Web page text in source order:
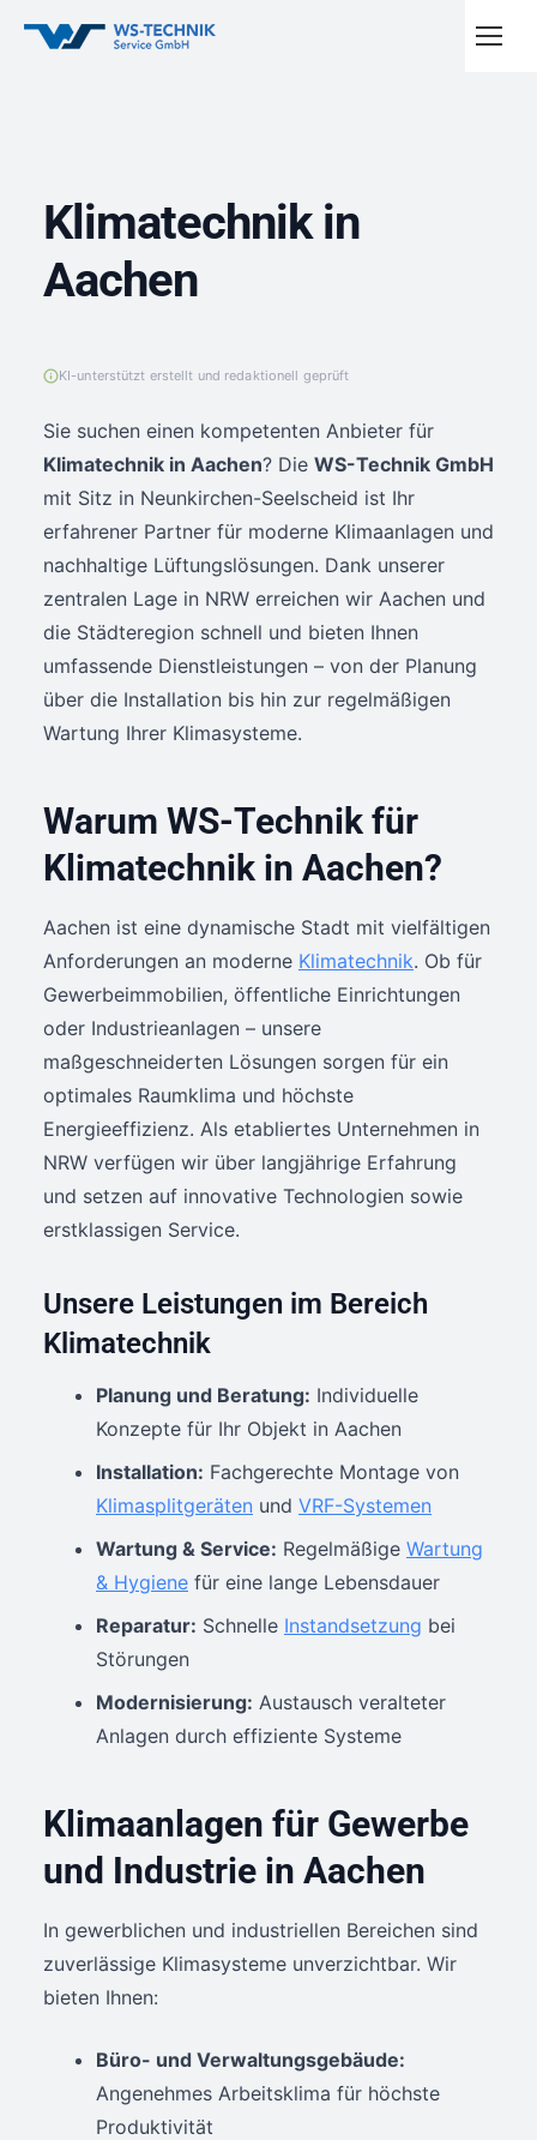
Klimatechnik in
Aachen
KI-unterstützt erstellt und redaktionell geprüft
Sie suchen einen kompetenten Anbieter für
Klimatechnik in Aachen? Die WS-Technik GmbH
mit Sitz in Neunkirchen-Seelscheid ist Ihr
erfahrener Partner für moderne Klimaanlagen und
nachhaltige Lüftungslösungen. Dank unserer
zentralen Lage in NRW erreichen wir Aachen und
die Städteregion schnell und bieten Ihnen
umfassende Dienstleistungen – von der Planung
über die Installation bis hin zur regelmäßigen
Wartung Ihrer Klimasysteme.
Warum WS-Technik für
Klimatechnik in Aachen?
Aachen ist eine dynamische Stadt mit vielfältigen
Anforderungen an moderne Klimatechnik. Ob für
Gewerbeimmobilien, öffentliche Einrichtungen
oder Industrieanlagen – unsere
maßgeschneiderten Lösungen sorgen für ein
optimales Raumklima und höchste
Energieeffizienz. Als etabliertes Unternehmen in
NRW verfügen wir über langjährige Erfahrung
und setzen auf innovative Technologien sowie
erstklassigen Service.
Unsere Leistungen im Bereich
Klimatechnik
Planung und Beratung: Individuelle
Konzepte für Ihr Objekt in Aachen
Installation: Fachgerechte Montage von
Klimasplitgeräten und VRF-Systemen
Wartung & Service: Regelmäßige Wartung
& Hygiene für eine lange Lebensdauer
Reparatur: Schnelle Instandsetzung bei
Störungen
Modernisierung: Austausch veralteter
Anlagen durch effiziente Systeme
Klimaanlagen für Gewerbe
und Industrie in Aachen
In gewerblichen und industriellen Bereichen sind
zuverlässige Klimasysteme unverzichtbar. Wir
bieten Ihnen:
Büro- und Verwaltungsgebäude:
Angenehmes Arbeitsklima für höchste
Produktivität